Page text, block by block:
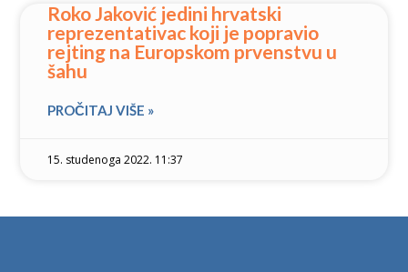
Roko Jaković jedini hrvatski
reprezentativac koji je popravio
rejting na Europskom prvenstvu u
šahu
PROČITAJ VIŠE »
15. studenoga 2022. 11:37